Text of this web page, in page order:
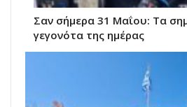
Σαν σήμερα 31 Μαΐου: Τα
γεγονότα της ημέρας